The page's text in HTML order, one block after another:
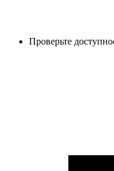
Проверьте